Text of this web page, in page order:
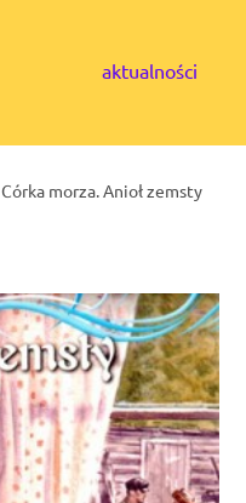
aktualności
Córka morza. Anioł zemsty